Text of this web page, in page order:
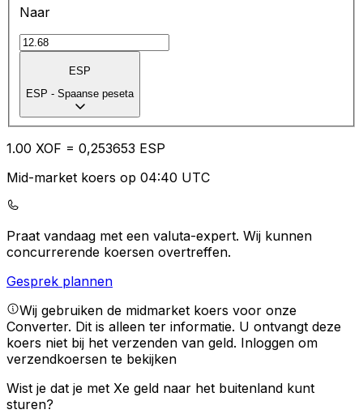
Naar
ESP
ESP - Spaanse peseta
1.00 XOF = 0,253653 ESP
Mid-market koers op 04:40 UTC
Praat vandaag met een valuta-expert. Wij kunnen
concurrerende koersen overtreffen.
Gesprek plannen
Wij gebruiken de midmarket koers voor onze
Converter. Dit is alleen ter informatie. U ontvangt deze
koers niet bij het verzenden van geld. Inloggen om
verzendkoersen te bekijken
Wist je dat je met Xe geld naar het buitenland kunt
sturen?